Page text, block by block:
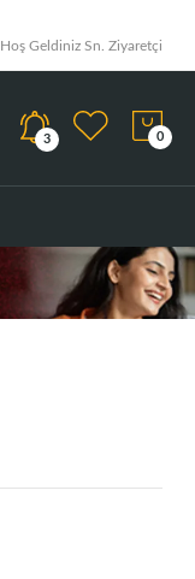
Hoş Geldiniz Sn. Ziyaretçi
3 0